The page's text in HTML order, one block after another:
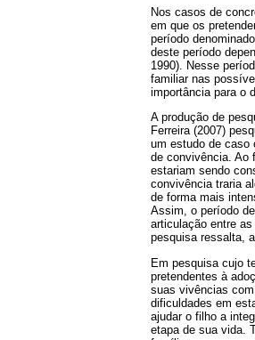
Nos casos de
em que os
período
deste período
1990). Nesse
familiar nas
importância para o
A produção de
Ferreira (2007)
um estudo de caso
de convivência. Ao
estariam sendo
convivência traria
de forma mais
Assim, o período
articulação entre
pesquisa ressalta,
Em pesquisa cujo
pretendentes à
suas vivências
dificuldades em
ajudar o filho a
etapa de sua vida.